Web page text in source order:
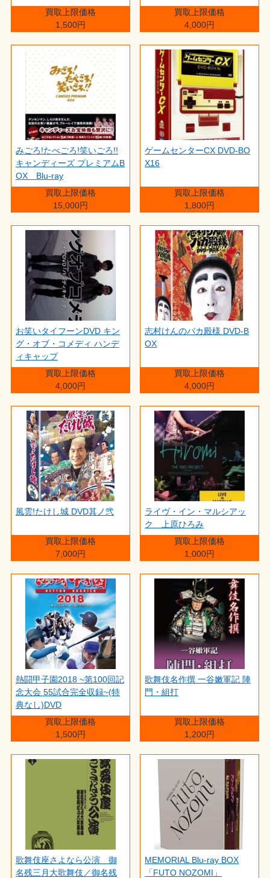
買取上限価格
1,500円
買取上限価格
4,000円
みごろ!たべごろ!笑いごろ!!
キャンディーズ プレミアムB
OX Blu-ray
買取上限価格
15,000円
ゲームセンターCX DVD-BO
X16
買取上限価格
1,800円
お笑いタイフーンDVD キン
グ・オブ・コメディ ハンデ
ィキャップ
買取上限価格
4,000円
志村けんのバカ殿様 DVD-B
OX
買取上限価格
4,000円
風雲!たけし城 DVD其ノ弐
買取上限価格
7,000円
ライヴ・イン・マルシアッ
ク 上原ひろみ
買取上限価格
1,000円
熱闘甲子園2018 ~第100回記
念大会 55試合完全収録~(特
典なし)DVD
買取上限価格
1,500円
歌舞伎名作撰 一谷嫩軍記 陣
門・組打
買取上限価格
1,200円
歌舞伎座さよなら公演 御
名残三月大歌舞伎／御名残
MEMORIAL Blu-ray BOX
「FUTO NOZOMI」